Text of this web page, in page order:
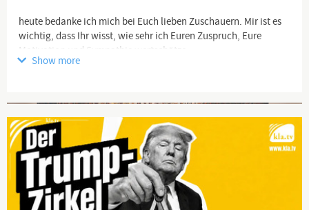
heute bedanke ich mich bei Euch lieben Zuschauern. Mir ist es
wichtig, dass Ihr wisst, wie sehr ich Euren Zuspruch, Eure
Motivation und Sympathie wertschätze.
Es gibt auch drei Meldungen, die ich mittlerweile als Lacher
Euer Thomas
Alle Videos, die wir veröffentlichen (also auch die, die für
YouTube ungeeignet sind), findet Ihr hier:
Netzseite:
https://www.digitaler-chronist.com
https://t.me/DC_Mediathek
Show more